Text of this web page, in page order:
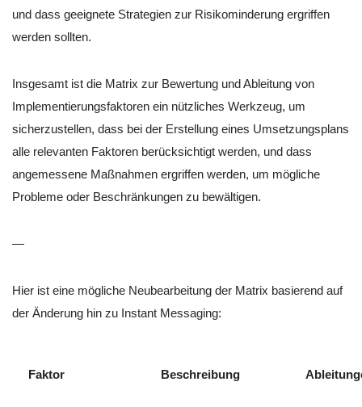
und dass geeignete Strategien zur Risikominderung ergriffen
werden sollten.
Insgesamt ist die Matrix zur Bewertung und Ableitung von
Implementierungsfaktoren ein nützliches Werkzeug, um
sicherzustellen, dass bei der Erstellung eines Umsetzungsplans
alle relevanten Faktoren berücksichtigt werden, und dass
angemessene Maßnahmen ergriffen werden, um mögliche
Probleme oder Beschränkungen zu bewältigen.
—
Hier ist eine mögliche Neubearbeitung der Matrix basierend auf
der Änderung hin zu Instant Messaging:
Faktor Beschreibung